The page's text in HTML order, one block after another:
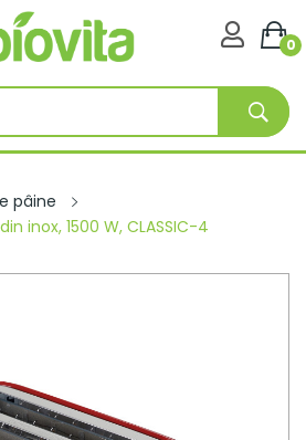
0

pâine
inox, 1500 W, CLASSIC-4